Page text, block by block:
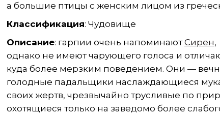
а большие птицы с женским лицом из
Классификация: Чудовище
Описание: гарпии очень напоминаютСирен,
однако не имеют чарующего голоса и
куда более мерзким поведением. Они —
голодные падальщики наслаждающиеся
своих жертв, чрезвычайно трусливые по
охотящиеся только на заведомо более